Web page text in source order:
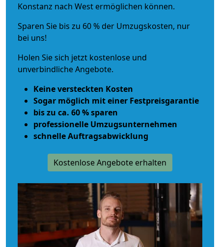
Konstanz nach West ermöglichen können.
Sparen Sie bis zu 60 % der Umzugskosten, nur
bei uns!
Holen Sie sich jetzt kostenlose und
unverbindliche Angebote.
Keine versteckten Kosten
Sogar möglich mit einer Festpreisgarantie
bis zu ca. 60 % sparen
professionelle Umzugsunternehmen
schnelle Auftragsabwicklung
Kostenlose Angebote erhalten